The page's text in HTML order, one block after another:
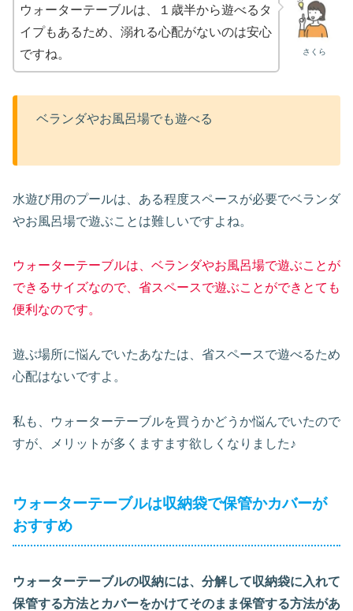
さくら
ウォーターテーブルは、１歳半から遊べるタ
イプもあるため、溺れる心配がないのは安心
ですね。
ベランダやお風呂場でも遊べる
水遊び用のプールは、ある程度スペースが必要でベランダ
やお風呂場で遊ぶことは難しいですよね。
ウォーターテーブルは、ベランダやお風呂場で遊ぶことが
できるサイズなので、省スペースで遊ぶことができとても
便利なのです。
遊ぶ場所に悩んでいたあなたは、省スペースで遊べるため
心配はないですよ。
私も、ウォーターテーブルを買うかどうか悩んでいたので
すが、メリットが多くますます欲しくなりました♪
ウォーターテーブルは収納袋で保管かカバーが
おすすめ
ウォーターテーブルの収納には、分解して収納袋に入れて
保管する方法とカバーをかけてそのまま保管する方法があ